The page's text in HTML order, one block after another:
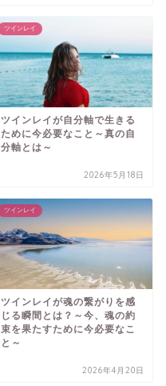
ツインレイ
ツインレイが自分軸で生きる
ために今必要なこと～真の自
分軸とは～
2026年5月18日
ツインレイ
ツインレイが魂の繋がりを感
じる瞬間とは？～今、魂の約
束を果たすために今必要なこ
と～
2026年4月20日